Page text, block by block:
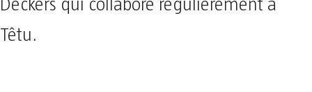
Deckers qui collabore régulièrement à
Têtu.